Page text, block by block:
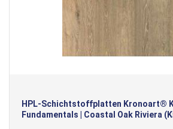
HPL-Schichtstoffplatten Kronoart®
Fundamentals | Coastal Oak Riviera